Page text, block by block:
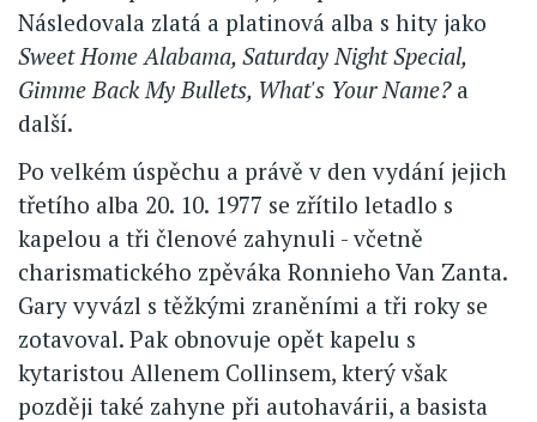
Následovala zlatá a platinová alba s hity jako
Sweet Home Alabama, Saturday Night Special,
Gimme Back My Bullets, What's Your Name?a
další.
Po velkém úspěchu a právě v den vydání jejich
třetího alba 20. 10. 1977 se zřítilo letadlo s
kapelou a tři členové zahynuli - včetně
charismatického zpěváka Ronnieho Van Zanta.
Gary vyvázl s těžkými zraněními a tři roky se
zotavoval. Pak obnovuje opět kapelu s
kytaristou Allenem Collinsem, který však
později také zahyne při autohavárii, a basista